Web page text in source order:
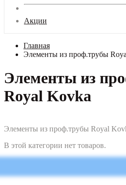
Акции
Главная
Элементы из проф.трубы
Элементы из
Royal Kovka
Элементы из проф.трубы Royal
В этой категории нет товаров.